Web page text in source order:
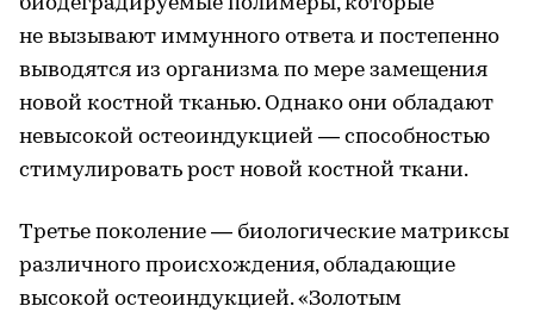
не вызывают иммунного ответа и постепенно
выводятся из организма по мере замещения
новой костной тканью. Однако они обладают
невысокой остеоиндукцией — способностью
стимулировать рост новой костной ткани.
Третье поколение — биологические матриксы
различного происхождения, обладающие
высокой остеоиндукцией. «Золотым